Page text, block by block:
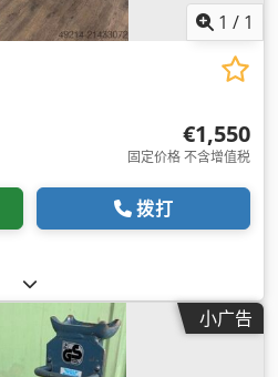
1 / 1
€1,550
固定价格 不含增值税
拨打
小广告